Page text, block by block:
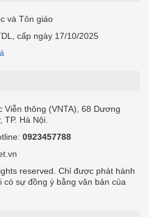
và Tôn giáo
cấp ngày 17/10/2025
Viễn thông (VNTA), 68 Dương
Hà Nội.
0923457788
reserved. Chỉ được phát hành
có sự đồng ý bằng văn bản của